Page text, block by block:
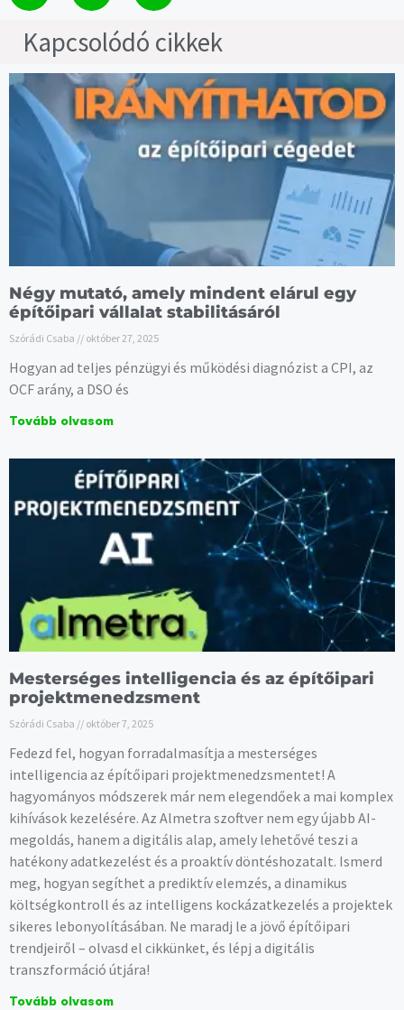
Kapcsolódó cikkek
Négy mutató, amely mindent elárul egy
építőipari vállalat stabilitásáról
Szórádi Csaba október 27, 2025
Hogyan ad teljes pénzügyi és működési diagnózist a CPI, az
OCF arány, a DSO és
Tovább olvasom
Mesterséges intelligencia és az építőipari
projektmenedzsment
Szórádi Csaba október 7, 2025
Fedezd fel, hogyan forradalmasítja a mesterséges
intelligencia az építőipari projektmenedzsmentet! A
hagyományos módszerek már nem elegendőek a mai komplex
kihívások kezelésére. Az Almetra szoftver nem egy újabb AI-
megoldás, hanem a digitális alap, amely lehetővé teszi a
hatékony adatkezelést és a proaktív döntéshozatalt. Ismerd
meg, hogyan segíthet a prediktív elemzés, a dinamikus
költségkontroll és az intelligens kockázatkezelés a projektek
sikeres lebonyolításában. Ne maradj le a jövő építőipari
trendjeiről – olvasd el cikkünket, és lépj a digitális
transzformáció útjára!
Tovább olvasom